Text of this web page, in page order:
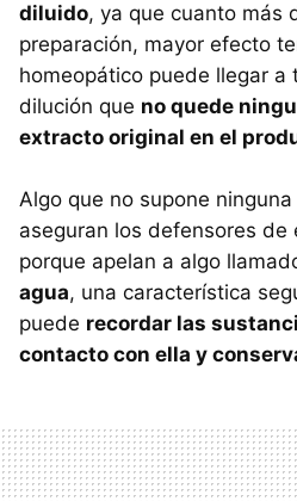
diluido, ya que cuanto más
preparación, mayor efecto
homeopático puede llegar a
dilución que no quede
extracto original en el
Algo que no supone
aseguran los defensores de
porque apelan a algo
agua, una característica
puede recordar las
contacto con ella y